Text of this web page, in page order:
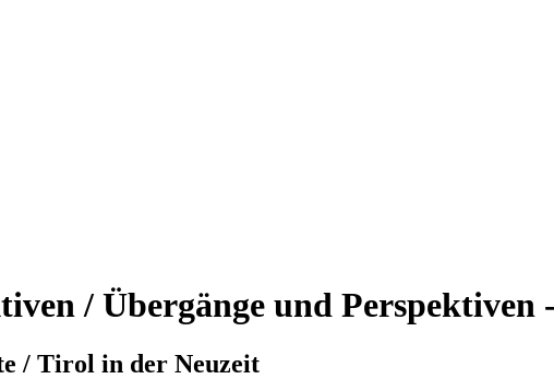
/ Übergänge und Perspektiven
/ Tirol in der Neuzeit